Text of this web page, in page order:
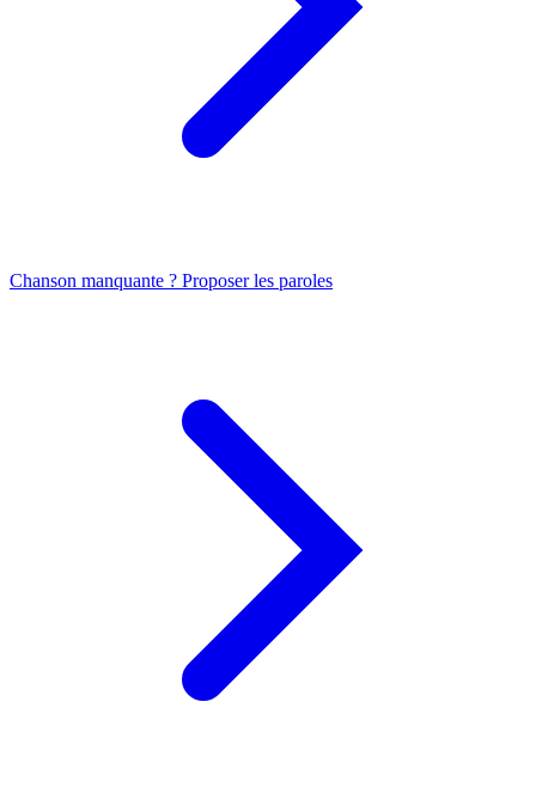
Chanson manquante ? Proposer les paroles